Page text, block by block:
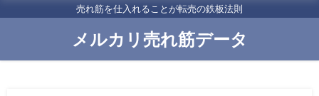
売れ筋を仕入れることが転売の鉄板法則
メルカリ売れ筋データ